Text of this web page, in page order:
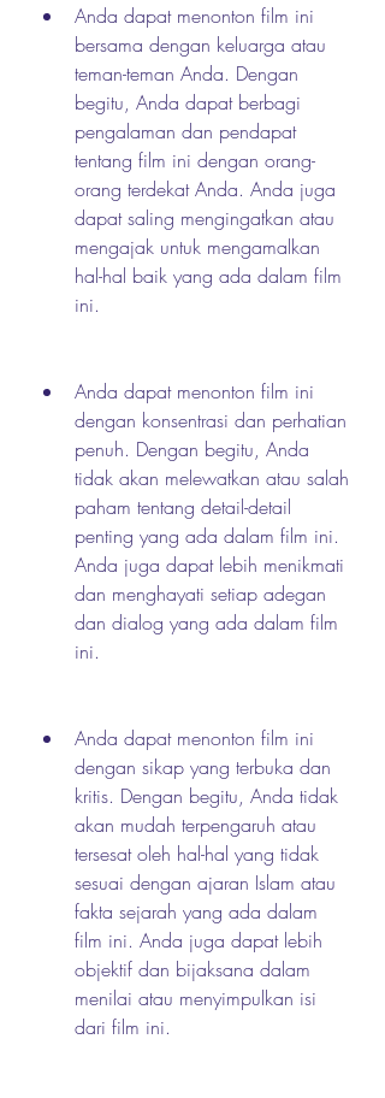
Anda dapat menonton film ini
bersama dengan keluarga atau
teman-teman Anda. Dengan
begitu, Anda dapat berbagi
pengalaman dan pendapat
tentang film ini dengan orang-
orang terdekat Anda. Anda juga
dapat saling mengingatkan atau
mengajak untuk mengamalkan
hal-hal baik yang ada dalam film
ini.
Anda dapat menonton film ini
dengan konsentrasi dan perhatian
penuh. Dengan begitu, Anda
tidak akan melewatkan atau salah
paham tentang detail-detail
penting yang ada dalam film ini.
Anda juga dapat lebih menikmati
dan menghayati setiap adegan
dan dialog yang ada dalam film
ini.
Anda dapat menonton film ini
dengan sikap yang terbuka dan
kritis. Dengan begitu, Anda tidak
akan mudah terpengaruh atau
tersesat oleh hal-hal yang tidak
sesuai dengan ajaran Islam atau
fakta sejarah yang ada dalam
film ini. Anda juga dapat lebih
objektif dan bijaksana dalam
menilai atau menyimpulkan isi
dari film ini.